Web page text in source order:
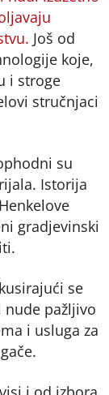
Još od
koje,
i stroge
stručnjaci
su
Istorija
gradjevinski
se
nude pažljivo
i usluga za